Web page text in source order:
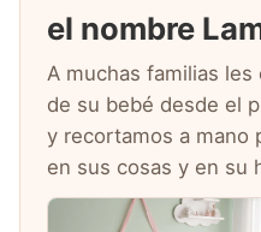
el nombre
A muchas familias
de su bebé desde el
y recortamos a mano
en sus cosas y en su